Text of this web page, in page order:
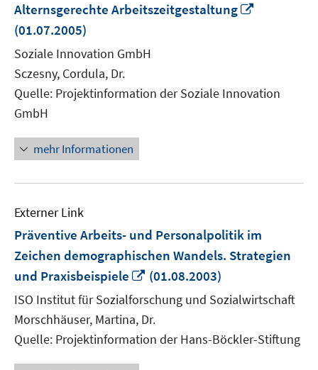
Alternsgerechte Arbeitszeitgestaltung
(01.07.2005)
Soziale Innovation GmbH
Sczesny, Cordula, Dr.
Quelle: Projektinformation der Soziale Innovation
GmbH
mehr Informationen
Externer Link
Präventive Arbeits- und Personalpolitik im
Zeichen demographischen Wandels. Strategien
und Praxisbeispiele
In
neuem
Fenster
öffnen
(01.08.2003)
ISO Institut für Sozialforschung und Sozialwirtschaft
Morschhäuser, Martina, Dr.
Quelle: Projektinformation der Hans-Böckler-Stiftung